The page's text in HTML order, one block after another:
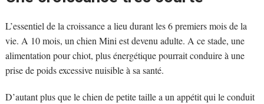
L’essentiel de la croissance a lieu durant les 6 premiers mois de la
vie. A 10 mois, un chien Mini est devenu adulte. A ce stade, une
alimentation pour chiot, plus énergétique pourrait conduire à une
prise de poids excessive nuisible à sa santé.
D’autant plus que le chien de petite taille a un appétit qui le conduit